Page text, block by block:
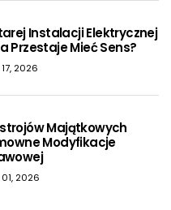
Instalacji Elektrycznej
Przestaje Mieć Sens?
2026
Majątkowych
Modyfikacje
2026